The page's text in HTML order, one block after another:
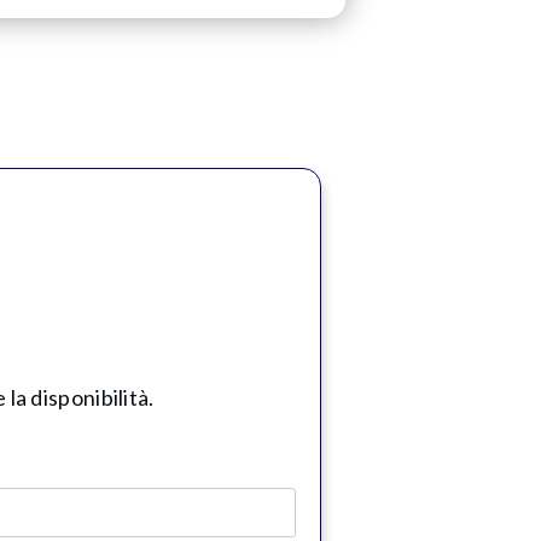
la disponibilità.